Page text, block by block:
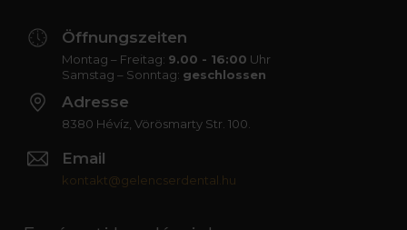
Öffnungszeiten
Montag – Freitag: 9.00 - 16:00 Uhr
Samstag – Sonntag: geschlossen
Adresse
8380 Hévíz, Vörösmarty Str. 100.
Email
kontakt@gelencserdental.hu